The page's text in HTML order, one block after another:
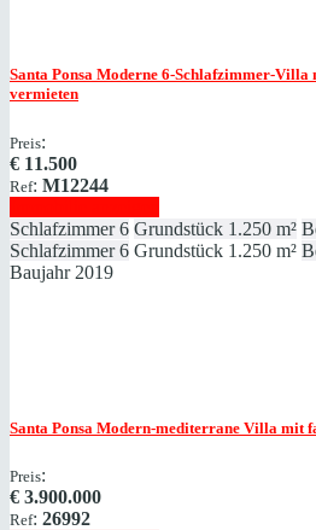
Santa Ponsa Moderne 6-Schlafzimmer-Villa
vermieten
Preis:
€ 11.500
Ref: M12244
Schlafzimmer 6 Grundstück 1.250 m²
Schlafzimmer 6 Grundstück 1.250 m²
Baujahr 2019
Santa Ponsa Modern-mediterrane Villa mit
Preis:
€ 3.900.000
Ref: 26992